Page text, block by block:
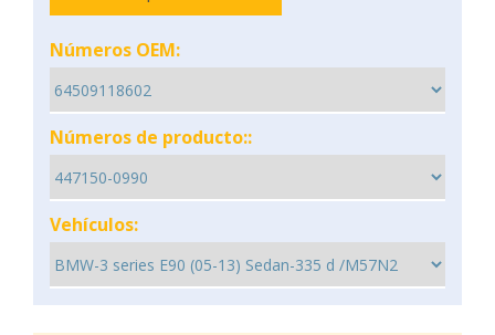
Números OEM:
Números de producto::
Vehículos: